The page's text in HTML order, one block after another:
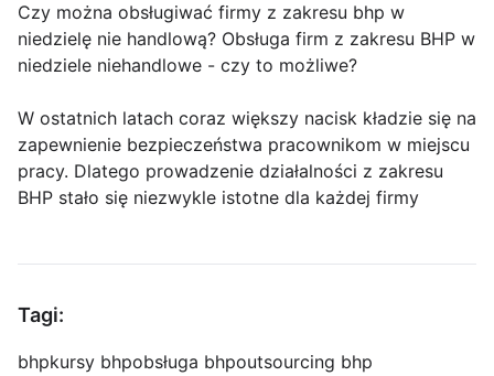
Czy można obsługiwać firmy z zakresu bhp w
niedzielę nie handlową? Obsługa firm z zakresu BHP w
niedziele niehandlowe - czy to możliwe?
W ostatnich latach coraz większy nacisk kładzie się na
zapewnienie bezpieczeństwa pracownikom w miejscu
pracy. Dlatego prowadzenie działalności z zakresu
BHP stało się niezwykle istotne dla każdej firmy
Tagi:
bhpkursy bhpobsługa bhpoutsourcing bhp